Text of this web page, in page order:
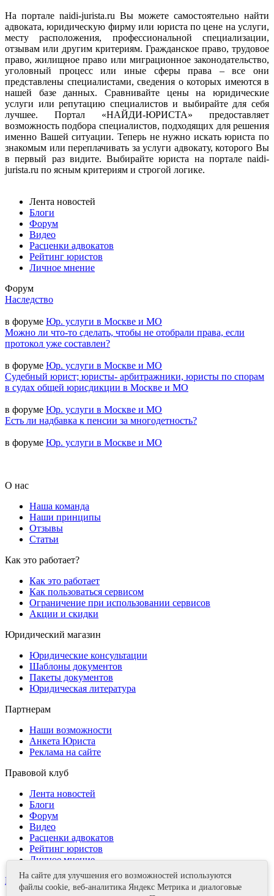
На портале naidi-jurista.ru Вы можете самостоятельно найти
адвоката, юридическую фирму или юриста по цене на услуги,
месту расположения, профессиональной специализации,
отзывам или другим критериям. Гражданское право, трудовое
право, жилищное право или миграционное законодательство,
уголовный процесс или иные сферы права – все они
представлены специалистами, сведения о которых имеются в
нашей базе данных. Сравнивайте цены на юридические
услуги или репутацию специалистов и выбирайте для себя
лучшее. Портал «НАЙДИ-ЮРИСТА» предоставляет
возможность подбора специалистов, подходящих для решения
именно Вашей ситуации. Теперь не нужно искать юриста по
знакомым или переплачивать за услуги адвокату, которого Вы
в первый раз видите. Выбирайте юриста на портале naidi-
jurista.ru по ясным критериям и строгой логике.
Лента новостей
Блоги
Форум
Видео
Расценки адвокатов
Рейтинг юристов
Личное мнение
Форум
Наследство
в форуме Юр. услуги в Москве и МО
Можно ли что-то сделать, чтобы не отобрали права, если
протокол уже составлен?
в форуме Юр. услуги в Москве и МО
Судебный юрист; юристы- арбитражники, юристы по спорам
в судах общей юрисдикции в Москве и МО
в форуме Юр. услуги в Москве и МО
Есть ли надбавка к пенсии за многодетность?
в форуме Юр. услуги в Москве и МО
О нас
Наша команда
Наши принципы
Отзывы
Статьи
Как это работает?
Как это работает
Как пользоваться сервисом
Ограничение при использовании сервисов
Акции и скидки
Юридический магазин
Юридические консультации
Шаблоны документов
Пакеты документов
Юридическая литература
Партнерам
Наши возможности
Анкета Юриста
Реклама на сайте
Правовой клуб
Лента новостей
Блоги
Форум
Видео
Расценки адвокатов
Рейтинг юристов
Личное мнение
Контакты
На сайте для улучшения его возможностей используются
файлы cookie, веб-аналитика Яндекс Метрика и диалоговые